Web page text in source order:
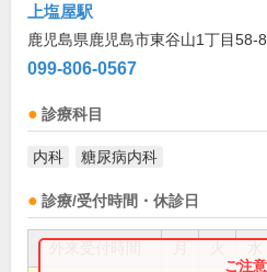
上塩屋駅
鹿児島県鹿児島市東谷山1丁目58-8
099-806-0567
診療科目
内科 糖尿病内科
診療/受付時間・休診日